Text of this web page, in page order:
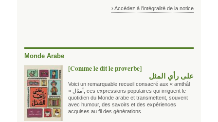
› Accédez à l'intégralité de la notice
Monde Arabe
[Comme le dit le proverbe]
على رأي المثل
Voici un remarquable recueil consacré aux « amthâl
» أمثال , ces expressions populaires qui irriguent le
quotidien du Monde arabe et transmettent, souvent
avec humour, des savoirs et des expériences
acquises au fil des générations.